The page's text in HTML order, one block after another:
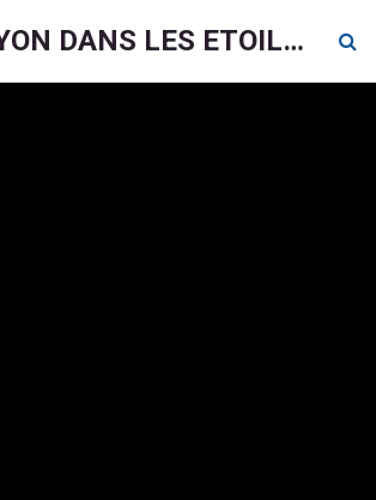
LE CRAYON DANS LES ETOILES